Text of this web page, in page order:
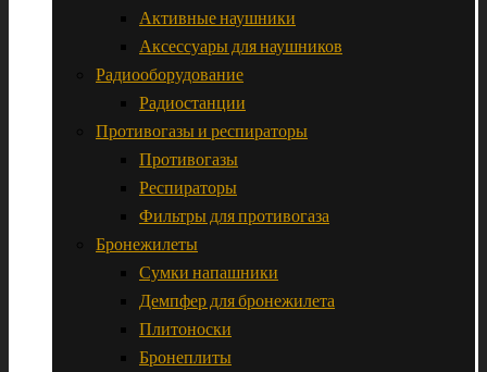
Активные наушники
Аксессуары для наушников
Радиооборудование
Радиостанции
Противогазы и респираторы
Противогазы
Респираторы
Фильтры для противогаза
Бронежилеты
Сумки напашники
Демпфер для бронежилета
Плитоноски
Бронеплиты